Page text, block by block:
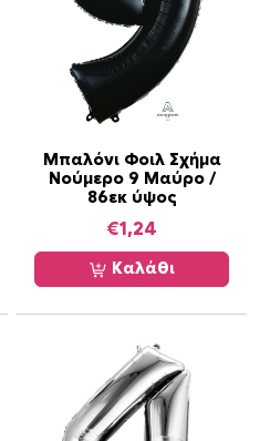
Μπαλόνι Φοιλ Σχήμα
Νούμερο 9 Μαύρο /
86εκ ύψος
€1,24
Καλάθι